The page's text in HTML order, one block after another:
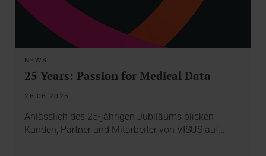
NEWS
25 Years: Passion for Medical Data
26.06.2025
Anlässlich des 25-jährigen Jubiläums blicken
Kunden, Partner und Mitarbeiter von VISUS auf…